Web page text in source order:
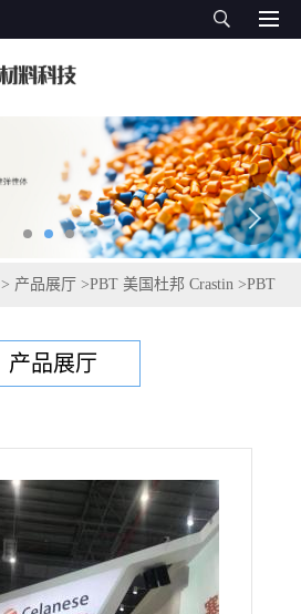
> 产品展厅 >PBT 美国杜邦 Crastin >PBT
产品展厅